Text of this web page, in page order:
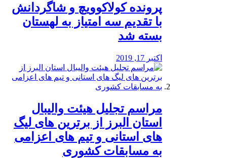
پرونده کولاکوویچ و شاگردانش
با تقدیم سه امتیاز به لهستان
بسته شد
اکتبر 17, 2019
مراسم تجلیل هیئت والیبال
استان البرز از برترین های لیگ
های استانی و تیم های اعزامی
به مسابقات کشوری